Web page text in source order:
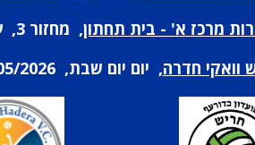
מרכז א' - בית תחתון, מחזור 3, עונת 25/26
וואקי חדרה, יום יום שבת, 02/05/2026, 13:30